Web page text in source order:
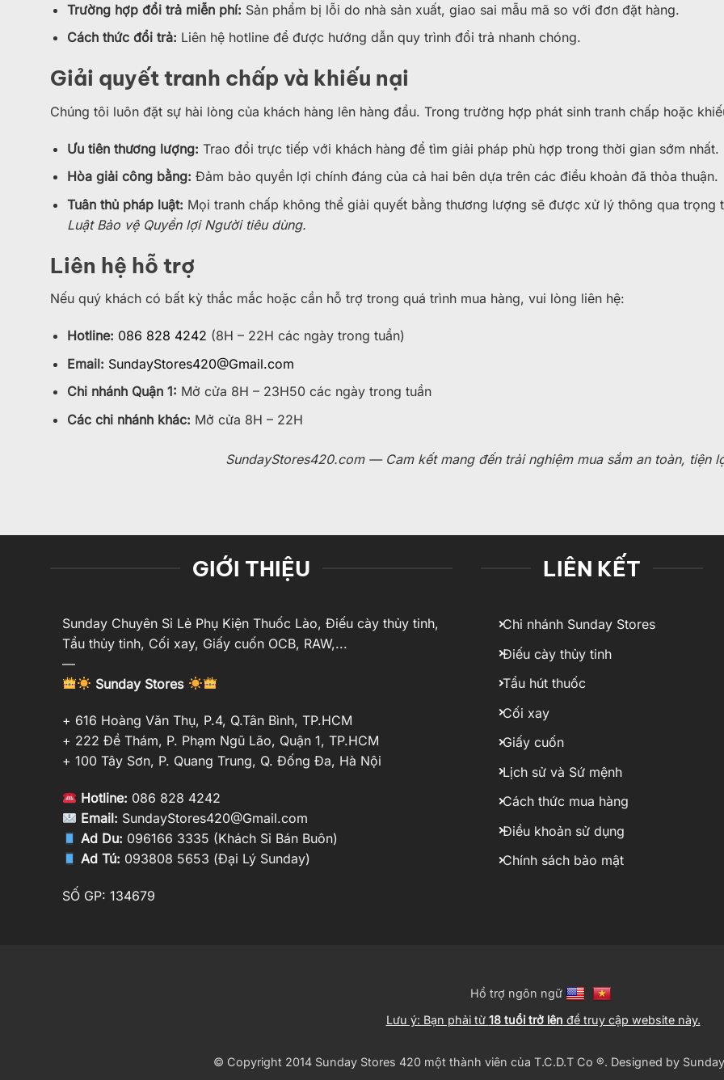
Trường hợp đổi trả miễn phí: Sản phẩm bị lỗi do nhà sản xuất, giao sai mẫu mã so với đơn đặt hàng.
Cách thức đổi trả: Liên hệ hotline để được hướng dẫn quy trình đổi trả nhanh chóng.
Giải quyết tranh chấp và khiếu nại
Chúng tôi luôn đặt sự hài lòng của khách hàng lên hàng đầu. Trong trường hợp phát sinh tranh chấp hoặc
Ưu tiên thương lượng: Trao đổi trực tiếp với khách hàng để tìm giải pháp phù hợp trong thời gian sớm nhất.
Hòa giải công bằng: Đảm bảo quyền lợi chính đáng của cả hai bên dựa trên các điều khoản đã thỏa thuận.
Tuân thủ pháp luật: Mọi tranh chấp không thể giải quyết bằng thương lượng sẽ được xử lý thông qua trọng
Luật Bảo vệ Quyền lợi Người tiêu dùng.
Liên hệ hỗ trợ
Nếu quý khách có bất kỳ thắc mắc hoặc cần hỗ trợ trong quá trình mua hàng, vui lòng liên hệ:
Hotline: 086 828 4242 (8H – 22H các ngày trong tuần)
Email: SundayStores420@Gmail.com
Chi nhánh Quận 1: Mở cửa 8H – 23H50 các ngày trong tuần
Các chi nhánh khác: Mở cửa 8H – 22H
SundayStores420.com — Cam kết mang đến trải nghiệm mua sắm an toàn, tiện
GIỚI THIỆU
Sunday Chuyên Sỉ Lẻ Phụ Kiện Thuốc Lào, Điếu cày thủy tinh,
Tẩu thủy tinh, Cối xay, Giấy cuốn OCB, RAW,...
—
Sunday Stores
+ 616 Hoàng Văn Thụ, P.4, Q.Tân Bình, TP.HCM
+ 222 Đề Thám, P. Phạm Ngũ Lão, Quận 1, TP.HCM
+ 100 Tây Sơn, P. Quang Trung, Q. Đống Đa, Hà Nội
Hotline: 086 828 4242
Email: SundayStores420@Gmail.com
Ad Du: 096166 3335 (Khách Sỉ Bán Buôn)
Ad Tú: 093808 5653 (Đại Lý Sunday)
SỐ GP: 134679
LIÊN KẾT
Chi nhánh Sunday Stores
Điếu cày thủy tinh
Tẩu hút thuốc
Cối xay
Giấy cuốn
Lịch sử và Sứ mệnh
Cách thức mua hàng
Điều khoản sử dụng
Chính sách bảo mật
Hổ trợ ngôn ngữ
Lưu ý: Bạn phải từ 18 tuổi trở lên để truy cập website này.
© Copyright 2014 Sunday Stores 420 một thành viên của T.C.D.T Co ®️. Designed by